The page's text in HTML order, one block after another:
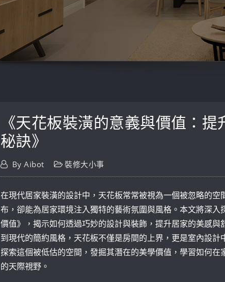
《天花板裝潢的意義與價值：提
秘訣》
ByAibot 裝修大小事
在現代居家裝潢的設計中，天花板常常被視為一個被忽略的空
布，卻能為居家環境注入獨特的藝術氛圍與風格。本文將深入
價值》，揭示如何透過巧妙的設計與裝飾，提升居家的美感與
到現代的簡約風格，天花板不僅是房間的上界，更是室內設計
探索這個被低估的空間，發掘其潛在的美學價值，學習如何在
的天際視野。